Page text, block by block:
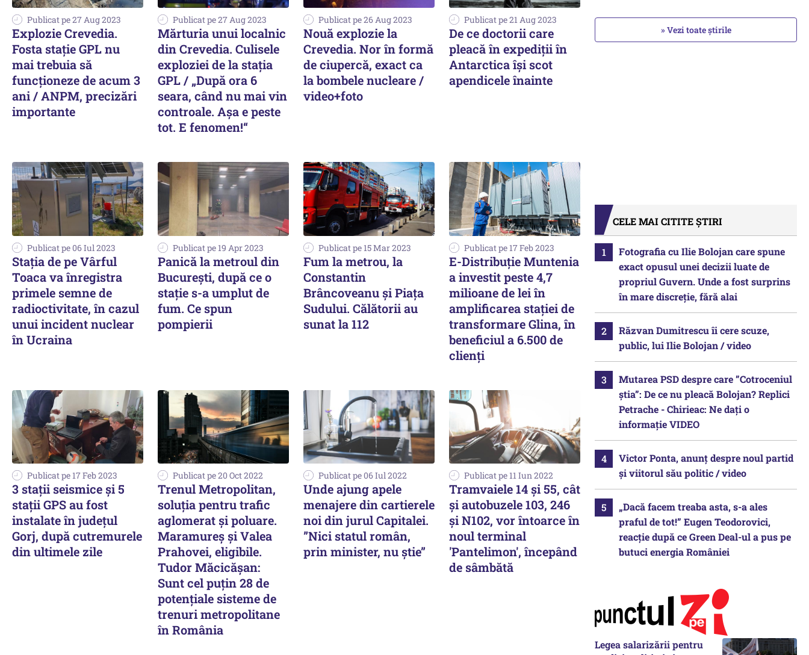
Publicat pe 27 Aug 2023
Explozie Crevedia.
Fosta stație GPL nu
mai trebuia să
funcționeze de acum 3
ani / ANPM, precizări
importante
Publicat pe 27 Aug 2023
Mărturia unui localnic
din Crevedia. Culisele
exploziei de la stația
GPL / „După ora 6
seara, când nu mai vin
controale. Așa e peste
tot. E fenomen!“
Publicat pe 26 Aug 2023
Nouă explozie la
Crevedia. Nor în formă
de ciupercă, exact ca
la bombele nucleare /
video+foto
Publicat pe 21 Aug 2023
De ce doctorii care
pleacă în expediţii în
Antarctica îşi scot
apendicele înainte
Publicat pe 06 Iul 2023
Stația de pe Vârful
Toaca va înregistra
primele semne de
radioctivitate, în cazul
unui incident nuclear
în Ucraina
Publicat pe 19 Apr 2023
Panică la metroul din
București, după ce o
stație s-a umplut de
fum. Ce spun
pompierii
Publicat pe 15 Mar 2023
Fum la metrou, la
Constantin
Brâncoveanu și Piața
Sudului. Călătorii au
sunat la 112
Publicat pe 17 Feb 2023
E-Distribuție Muntenia
a investit peste 4,7
milioane de lei în
amplificarea stației de
transformare Glina, în
beneficiul a 6.500 de
clienți
Publicat pe 17 Feb 2023
3 stații seismice și 5
stații GPS au fost
instalate în judeţul
Gorj, după cutremurele
din ultimele zile
Publicat pe 20 Oct 2022
Trenul Metropolitan,
soluţia pentru trafic
aglomerat şi poluare.
Maramureş şi Valea
Prahovei, eligibile.
Tudor Măcicăşan:
Sunt cel puţin 28 de
potenţiale sisteme de
trenuri metropolitane
în România
Publicat pe 06 Iul 2022
Unde ajung apele
menajere din cartierele
noi din jurul Capitalei.
”Nici statul român,
prin minister, nu știe”
Publicat pe 11 Iun 2022
Tramvaiele 14 şi 55, cât
şi autobuzele 103, 246
şi N102, vor întoarce în
noul terminal
'Pantelimon', începând
de sâmbătă
» Vezi toate știrile
CELE MAI CITITE ȘTIRI
Fotografia cu Ilie Bolojan care spune
exact opusul unei decizii luate de
propriul Guvern. Unde a fost surprins
în mare discreție, fără alai
Răzvan Dumitrescu îi cere scuze,
public, lui Ilie Bolojan / video
Mutarea PSD despre care ”Cotroceniul
știa”: De ce nu pleacă Bolojan? Replici
Petrache - Chirieac: Ne dați o
informație VIDEO
Victor Ponta, anunț despre noul partid
și viitorul său politic / video
„Dacă facem treaba asta, s-a ales
praful de tot!” Eugen Teodorovici,
reacție după ce Green Deal-ul a pus pe
butuci energia României
Legea salarizării pentru